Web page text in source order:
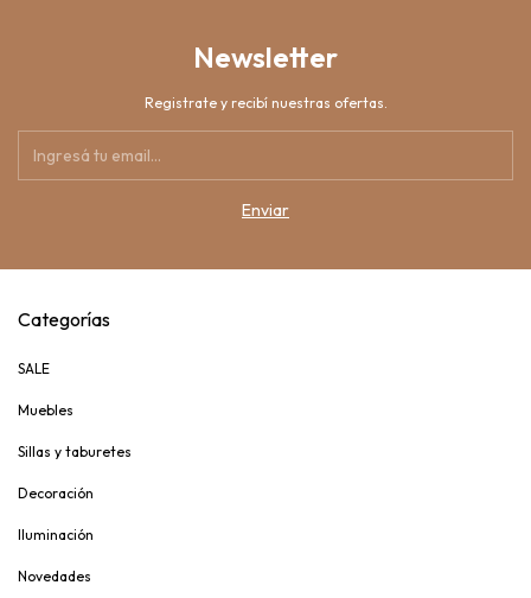
Newsletter
Registrate y recibí nuestras ofertas.
Categorías
SALE
Muebles
Sillas y taburetes
Decoración
Iluminación
Novedades